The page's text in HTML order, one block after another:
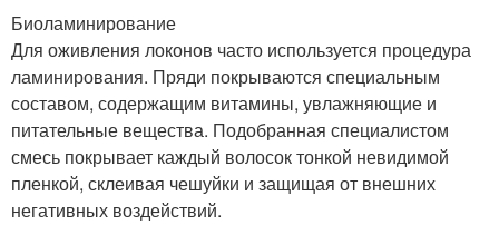
Биоламинирование
Для оживления локонов часто используется процедура
ламинирования. Пряди покрываются специальным
составом, содержащим витамины, увлажняющие и
питательные вещества. Подобранная специалистом
смесь покрывает каждый волосок тонкой невидимой
пленкой, склеивая чешуйки и защищая от внешних
негативных воздействий.